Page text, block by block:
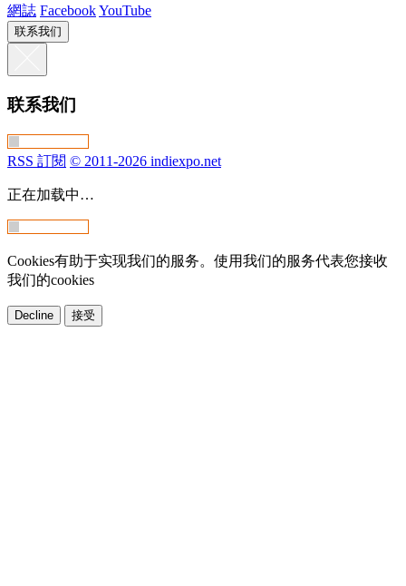
網誌 FacebookYouTube
联系我们
联系我们
RSS 訂閱 © 2011-2026 indiexpo.net
正在加载中…
Cookies有助于实现我们的服务。使用我们的服务代表您接收
我们的cookies
Decline 接受